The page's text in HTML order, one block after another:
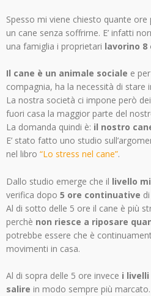
Spesso mi viene chiesto quante ore
un cane senza soffrirne. E’ infatti
una famiglia i proprietari lavorino 8
Il cane è un animale sociale e
compagnia, ha la necessità di stare
La nostra società ci impone però
fuori casa la maggior parte del
La domanda quindi è: il nostro
E’ stato fatto uno studio
nel libro “Lo stress nel cane”.
Dallo studio emerge che il livello
verifica dopo 5 ore continuative
Al di sotto delle 5 ore il cane è più
perchè non riesce a riposare
potrebbe essere che è
movimenti in casa.
Al di sopra delle 5 ore invece i
salire in modo sempre più